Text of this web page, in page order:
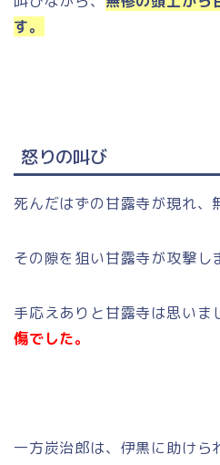
す。
怒りの叫び
死んだはずの甘露寺が現れ、
その隙を狙い甘露寺が攻撃し
手応えありと甘露寺は思いま
傷でした。
一方炭治郎は、伊黒に助けら